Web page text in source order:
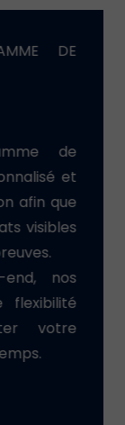
DE
de
et
afin que
visibles
nos
flexibilité
votre